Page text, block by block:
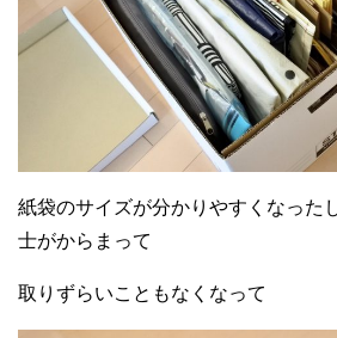
紙袋のサイズが分かりやすくなった
士がからまって
取りずらいこともなくなって